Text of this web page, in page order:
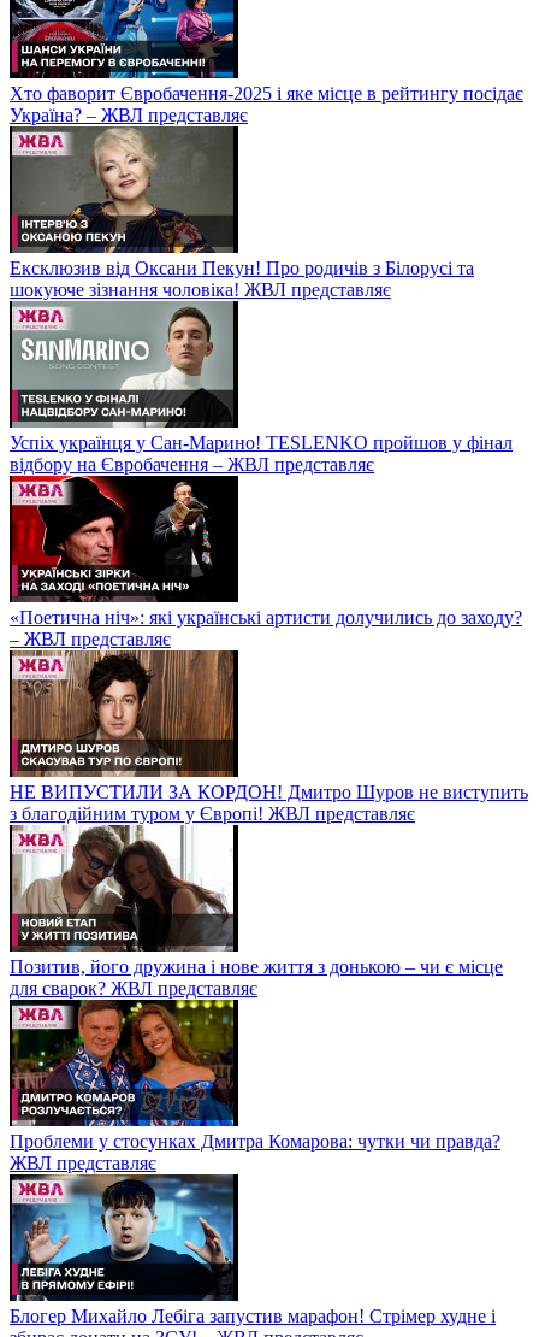
Хто фаворит Євробачення-2025 і яке місце в рейтингу посідає
Україна? – ЖВЛ представляє
Ексклюзив від Оксани Пекун! Про родичів з Білорусі та
шокуюче зізнання чоловіка! ЖВЛ представляє
Успіх українця у Сан-Марино! TESLENKO пройшов у фінал
відбору на Євробачення – ЖВЛ представляє
«Поетична ніч»: які українські артисти долучились до заходу?
– ЖВЛ представляє
НЕ ВИПУСТИЛИ ЗА КОРДОН! Дмитро Шуров не виступить
з благодійним туром у Європі! ЖВЛ представляє
Позитив, його дружина і нове життя з донькою – чи є місце
для сварок? ЖВЛ представляє
Проблеми у стосунках Дмитра Комарова: чутки чи правда?
ЖВЛ представляє
Блогер Михайло Лебіга запустив марафон! Стрімер худне і